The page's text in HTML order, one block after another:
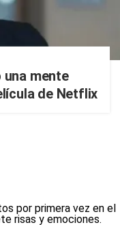
una mente
de Netflix